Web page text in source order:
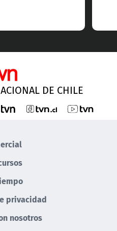
DE CHILE
privacidad
nosotros